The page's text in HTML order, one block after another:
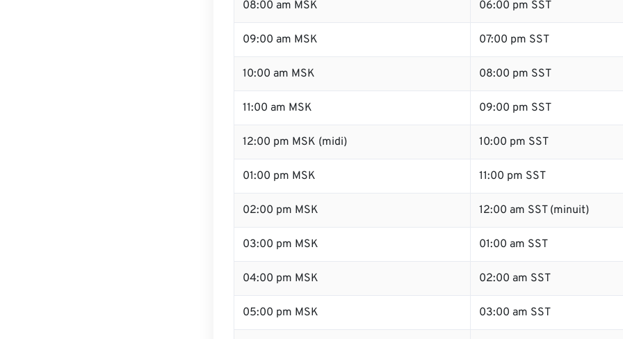
08:00 am MSK 06:00 pm SST
09:00 am MSK 07:00 pm SST
10:00 am MSK 08:00 pm SST
11:00 am MSK 09:00 pm SST
12:00 pm MSK (midi) 10:00 pm SST
01:00 pm MSK 11:00 pm SST
02:00 pm MSK 12:00 am SST (minuit)
03:00 pm MSK 01:00 am SST
04:00 pm MSK 02:00 am SST
05:00 pm MSK 03:00 am SST